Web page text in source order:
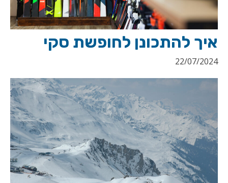
איך להתכונן לחופשת סקי
22/07/2024